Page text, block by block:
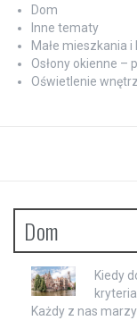
Dom
Inne tematy
Małe mieszkania
Osłony okienne –
Oświetlenie
Dom
Kiedy
kryteria
Każdy z nas